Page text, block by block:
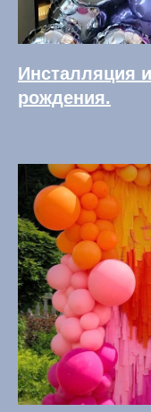
Инсталляция
рождения.